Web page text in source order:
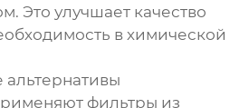
Это улучшает качество
в химической
альтернативы
фильтры из